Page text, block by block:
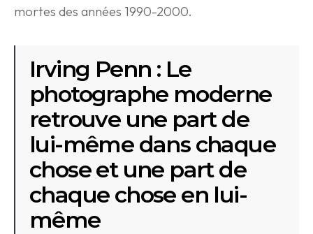
mortes des années 1990-2000.
Irving Penn : Le
photographe moderne
retrouve une part de
lui-même dans chaque
chose et une part de
chaque chose en lui-
même